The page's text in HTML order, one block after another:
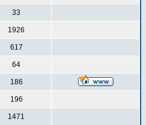
33
1926
617
64
186
196
1471